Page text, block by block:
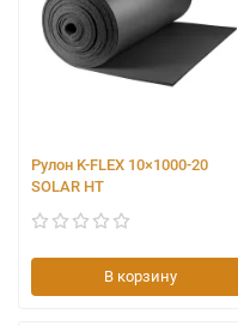
позволяет
исключая задержки в
Наши специалисты
Рулон K-FLEX 10×1000-20
SOLAR HT
В корзину